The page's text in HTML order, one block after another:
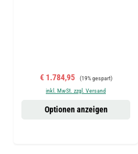
Verkaufspreis:
€ 1.784,95 Regulärer Preis:
(19% gespart)
inkl. MwSt. zzgl. Versand
Optionen anzeigen